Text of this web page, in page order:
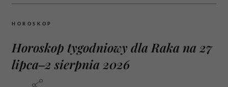
HOROSKOP
Horoskop tygodniowy dla Raka na 27
lipca–2 sierpnia 2026